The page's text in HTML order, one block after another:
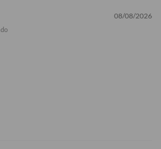
08/08/2026